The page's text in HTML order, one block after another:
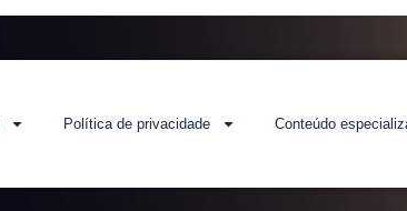
Política de privacidade Conteúdo